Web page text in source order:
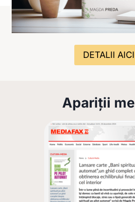
DETALII AICI
Apariții